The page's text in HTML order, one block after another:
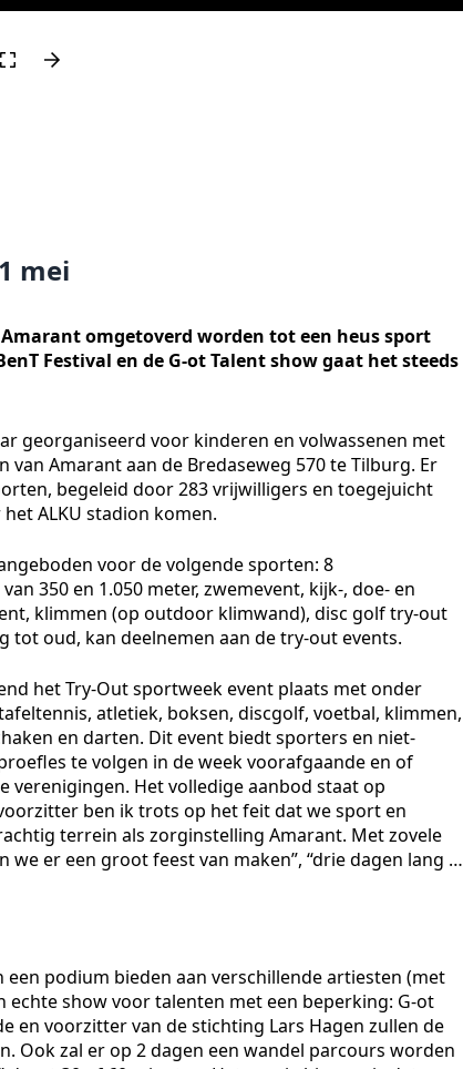
mei
omgetoverd worden tot een heus sport
Festival en de G-ot Talent show gaat het steeds
georganiseerd voor kinderen en volwassenen met
Amarant aan de Bredaseweg 570 te Tilburg. Er
begeleid door 283 vrijwilligers en toegejuicht
ALKU stadion komen.
voor de volgende sporten: 8
350 en 1.050 meter, zwemevent, kijk-, doe- en
klimmen (op outdoor klimwand), disc golf try-out
tot oud, kan deelnemen aan de try-out events.
het Try-Out sportweek event plaats met onder
atletiek, boksen, discgolf, voetbal, klimmen,
en darten. Dit event biedt sporters en niet-
te volgen in de week voorafgaande en of
verenigingen. Het volledige aanbod staat op
ben ik trots op het feit dat we sport en
terrein als zorginstelling Amarant. Met zovele
er een groot feest van maken”, “drie dagen lang …
podium bieden aan verschillende artiesten (met
echte show voor talenten met een beperking: G-ot
en voorzitter van de stichting Lars Hagen zullen de
Ook zal er op 2 dagen een wandel parcours worden